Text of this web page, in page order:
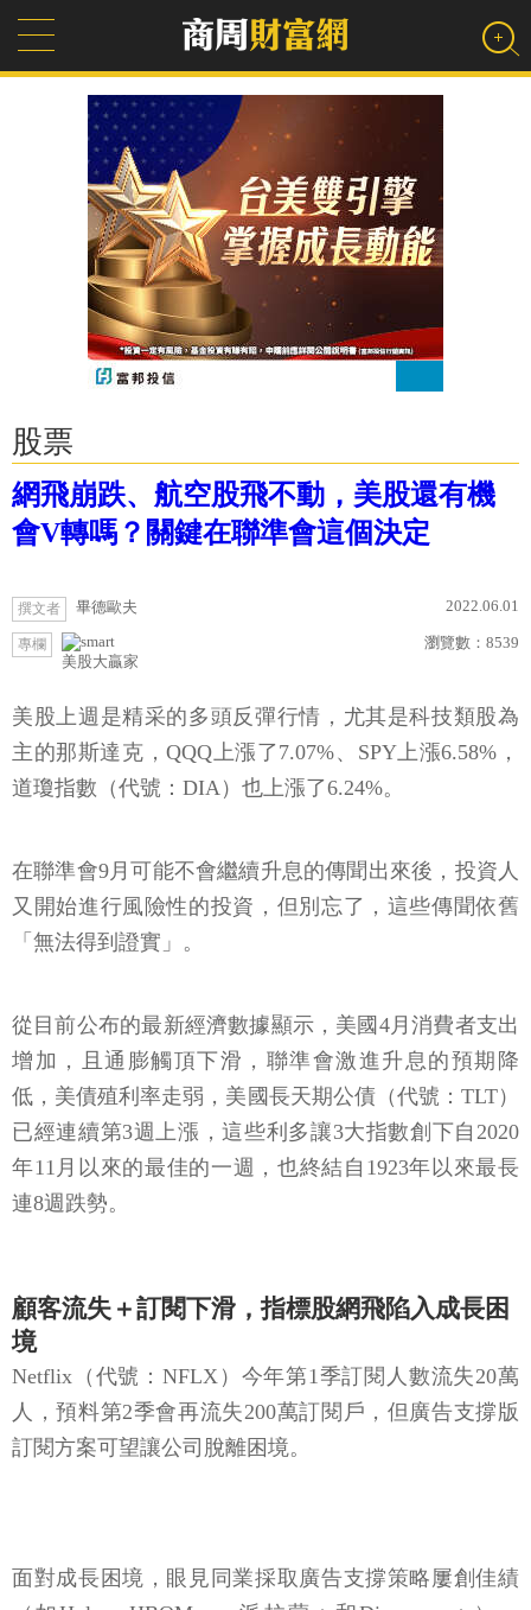
股票
網飛崩跌、航空股飛不動，美股還有機
會V轉嗎？關鍵在聯準會這個決定
撰文者 畢德歐夫 2022.06.01
專欄
美股大贏家
瀏覽數： 8539
美股上週是精采的多頭反彈行情，尤其是科技類股為
主的那斯達克，QQQ上漲了7.07%、SPY上漲6.58%，
道瓊指數（代號：DIA）也上漲了6.24%。
在聯準會9月可能不會繼續升息的傳聞出來後，投資人
又開始進行風險性的投資，但別忘了，這些傳聞依舊
「無法得到證實」。
從目前公布的最新經濟數據顯示，美國4月消費者支出
增加，且通膨觸頂下滑，聯準會激進升息的預期降
低，美債殖利率走弱，美國長天期公債（代號：TLT）
已經連續第3週上漲，這些利多讓3大指數創下自2020
年11月以來的最佳的一週，也終結自1923年以來最長
連8週跌勢。
顧客流失＋訂閱下滑，指標股網飛陷入成長困
境
Netflix（代號：NFLX）今年第1季訂閱人數流失20萬
人，預料第2季會再流失200萬訂閱戶，但廣告支撐版
訂閱方案可望讓公司脫離困境。
面對成長困境，眼見同業採取廣告支撐策略屢創佳績